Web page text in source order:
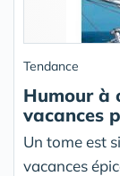
Tendance
Humour à
vacances
Un tome est
vacances